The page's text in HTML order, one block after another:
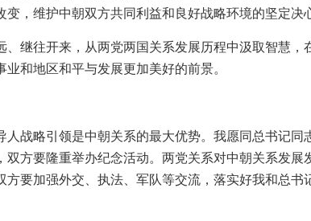
，维护中朝双方共同利益和良好战略环境的坚定决
继往开来，从两党两国关系发展历程中汲取智慧，
和地区和平与发展更加美好的前景。
战略引领是中朝关系的最大优势。我愿同总书记同
方要隆重举办纪念活动。两党关系对中朝关系发展
要加强外交、执法、军队等交流，落实好我和总书